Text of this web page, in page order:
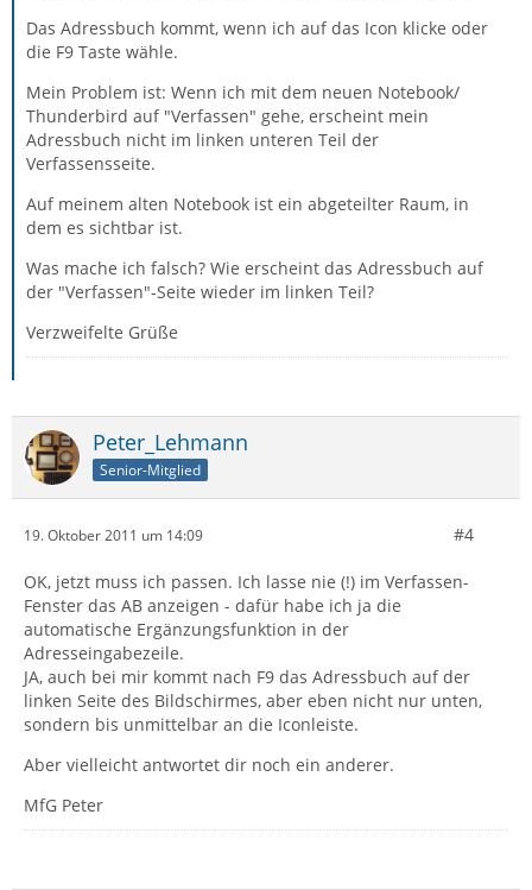
Das Adressbuch kommt, wenn ich auf das Icon klicke oder
die F9 Taste wähle.
Mein Problem ist: Wenn ich mit dem neuen Notebook/
Thunderbird auf "Verfassen" gehe, erscheint mein
Adressbuch nicht im linken unteren Teil der
Verfassensseite.
Auf meinem alten Notebook ist ein abgeteilter Raum, in
dem es sichtbar ist.
Was mache ich falsch? Wie erscheint das Adressbuch auf
der "Verfassen"-Seite wieder im linken Teil?
Verzweifelte Grüße
Peter_Lehmann
Senior-Mitglied
19. Oktober 2011 um 14:09 #4
OK, jetzt muss ich passen. Ich lasse nie (!) im Verfassen-
Fenster das AB anzeigen - dafür habe ich ja die
automatische Ergänzungsfunktion in der
Adresseingabezeile.
JA, auch bei mir kommt nach F9 das Adressbuch auf der
linken Seite des Bildschirmes, aber eben nicht nur unten,
sondern bis unmittelbar an die Iconleiste.
Aber vielleicht antwortet dir noch ein anderer.
MfG Peter